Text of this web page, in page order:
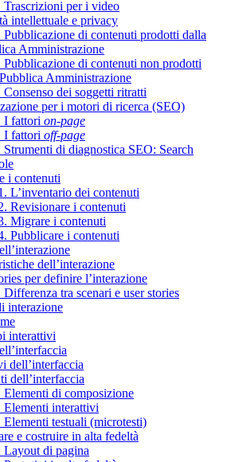
Trascrizioni per i video
intellettuale e privacy
Pubblicazione di contenuti prodotti dalla
Amministrazione
Pubblicazione di contenuti non prodotti
Amministrazione
Consenso dei soggetti ritratti
per i motori di ricerca (SEO)
I fattori on-page
I fattori off-page
Strumenti di diagnostica SEO: Search
i contenuti
L’inventario dei contenuti
Revisionare i contenuti
Migrare i contenuti
Pubblicare i contenuti
dell’interazione
per definire l’interazione
Differenza tra scenari e user stories
interazione
interattivi
dell’interfaccia
dell’interfaccia
Elementi di composizione
Elementi interattivi
Elementi testuali (microtesti)
e costruire in alta fedeltà
Layout di pagina